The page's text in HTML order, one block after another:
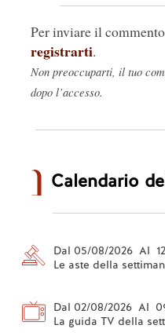
Per inviare il
registrarti.
Non preoccuparti, il tuo
dopo l’accesso.
Calendario
Dal 05/08/2026 Al
Le aste della
Dal 02/08/2026 Al
La guida TV della